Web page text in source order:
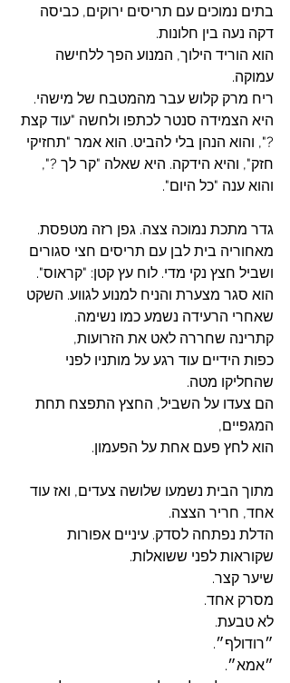
בתים נמוכים עם תריסים ירוקים, כביסה
דקה נעה בין חלונות.
הוא הוריד הילוך, המנוע הפך ללחישה
עמוקה.
ריח מרק קלוש עבר מהמטבח של מישהי.
היא הצמידה סנטר לכתפו ולחשה "עוד קצת
?"‏, והוא הנהן בלי להביט. הוא אמר "תחזיקי
חזק"‏, והיא הידקה. היא שאלה "קר לך ?"‏,
והוא ענה "כל היום"‏.
גדר מתכת נמוכה צצה. גפן רזה מטפסת.
מאחוריה בית לבן עם תריסים חצי סגורים
ושביל חצץ נקי מדי. לוח עץ קטן: "קראוס"‏.
הוא סגר מצערת והניח למנוע לגווע. השקט
שאחרי הרעידה נשמע כמו נשימה.
קתרינה שחררה לאט את הזרועות,
כפות הידיים עוד רגע על מותניו לפני
שהחליקו מטה.
הם צעדו על השביל, החצץ התפצח תחת
המגפיים,
הוא לחץ פעם אחת על הפעמון.
מתוך הבית נשמעו שלושה צעדים, ואז עוד
אחד, חריר הצצה.
הדלת נפתחה לסדק. עיניים אפורות
שקוראות לפני ששואלות.
שיער קצר.
מסרק אחד.
לא טבעת.
״רודולף״.
״אמא״.